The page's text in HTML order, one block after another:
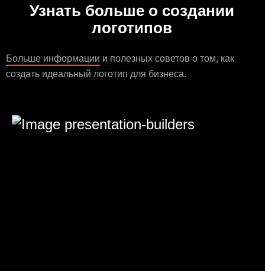
Узнать больше о создании
логотипов
Больше информации и полезных советов о том, как
создать идеальный логотип для бизнеса.